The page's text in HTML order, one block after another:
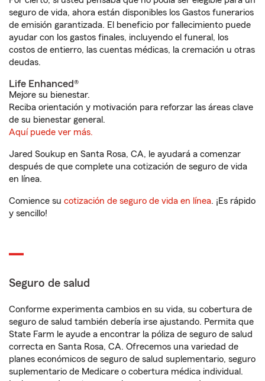
seguro de vida, ahora están disponibles los Gastos funerarios
de emisión garantizada. El beneficio por fallecimiento puede
ayudar con los gastos finales, incluyendo el funeral, los
costos de entierro, las cuentas médicas, la cremación u otras
deudas.
Life Enhanced®
Mejore su bienestar.
Reciba orientación y motivación para reforzar las áreas clave
de su bienestar general.
Aquí puede ver más.
Jared Soukup en Santa Rosa, CA, le ayudará a comenzar
después de que complete una cotización de seguro de vida
en línea.
Comience su cotización de seguro de vida en línea. ¡Es rápido
y sencillo!
Seguro de salud
Conforme experimenta cambios en su vida, su cobertura de
seguro de salud también debería irse ajustando. Permita que
State Farm le ayude a encontrar la póliza de seguro de salud
correcta en Santa Rosa, CA. Ofrecemos una variedad de
planes económicos de seguro de salud suplementario, seguro
suplementario de Medicare o cobertura médica individual.